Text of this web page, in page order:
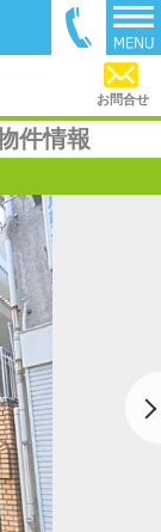
お問合せ
件情報